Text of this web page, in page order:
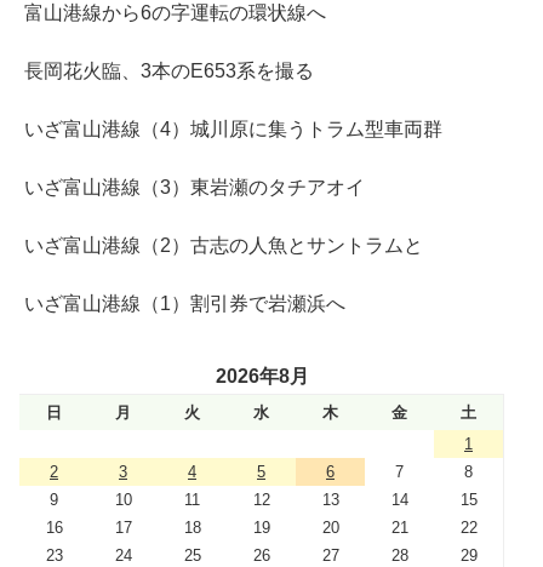
富山港線から6の字運転の環状線へ
長岡花火臨、3本のE653系を撮る
いざ富山港線（4）城川原に集うトラム型車両群
いざ富山港線（3）東岩瀬のタチアオイ
いざ富山港線（2）古志の人魚とサントラムと
いざ富山港線（1）割引券で岩瀬浜へ
2026年8月
日 月 火 水 木 金
土
1
2
3 4 5 6 7
8
9
10 11 12 13 14
15
16
17 18 19 20 21
22
23
24 25 26 27 28
29